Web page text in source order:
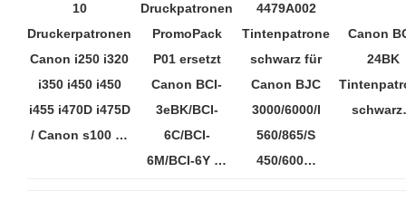
10
Druckerpatronen
Canon i250 i320
i350 i450 i450
i455 i470D i475D
/ Canon s100 …
Druckpatronen
PromoPack
P01 ersetzt
Canon BCI-
3eBK/BCI-
6C/BCI-
6M/BCI-6Y …
4479A002
Tintenpatrone
schwarz für
Canon BJC
3000/6000/I
560/865/S
450/600…
Canon
24BK